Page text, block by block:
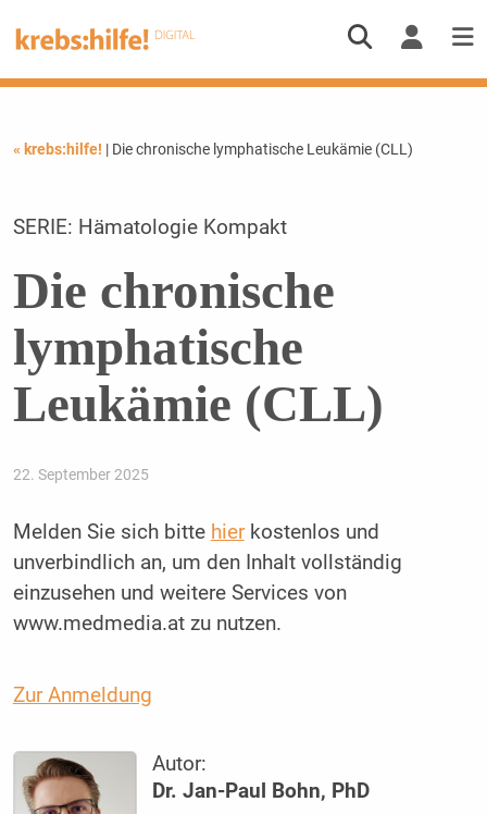
« krebs:hilfe! | Die chronische lymphatische Leukämie (CLL)
SERIE: Hämatologie Kompakt
Die chronische
lymphatische
Leukämie (CLL)
22. September 2025
Melden Sie sich bitte hierkostenlos und
unverbindlich an, um den Inhalt vollständig
einzusehen und weitere Services von
www.medmedia.at zu nutzen.
Zur Anmeldung
Autor:
Dr. Jan-Paul Bohn, PhD